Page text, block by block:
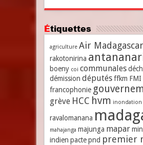
Étiquettes
agriculture Air Madagascar
rakotonirina
boeny coi communales
démission députés ffkm FMI
francophonie
grève HCC hvm inondation
ravalomanana
mahajanga majunga mapar
indien pacte pnd premier